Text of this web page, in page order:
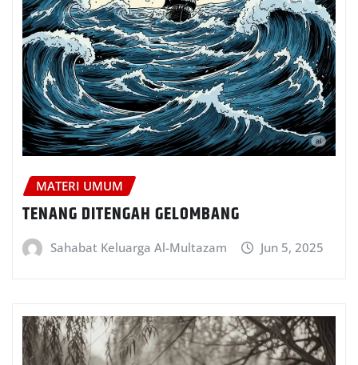
MATERI UMUM
TENANG DITENGAH GELOMBANG
Sahabat Keluarga Al-Multazam Jun 5, 2025